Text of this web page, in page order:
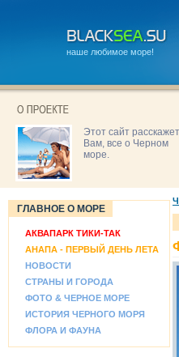
наше любимое море!
Этот сайт расскажет
Вам, все о Черном
море.
ГЛАВНОЕ О МОРЕ
АКВАПАРК ТИКИ-ТАК
АНАПА - ПЕРВЫЙ ДЕНЬ ЛЕТА
НОВОСТИ
СТРАНЫ И ГОРОДА
ФОТО & ЧЕРНОЕ МОРЕ
ИСТОРИЯ ЧЕРНОГО МОРЯ
ФЛОРА И ФАУНА